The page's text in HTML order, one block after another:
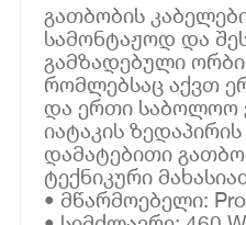
გათბობის
სამონტაჟოდ და
გამზადებული
რომლებსაც აქვთ
და ერთი საბოლოო
იატაკის
დამატებითი
ტექნიკური
• მწარმოებელი: